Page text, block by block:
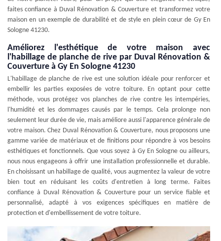
faites confiance à Duval Rénovation & Couverture et transformez votre
maison en un exemple de durabilité et de style en plein cœur de Gy En
Sologne 41230.
Améliorez l'esthétique de votre maison avec
l'habillage de planche de rive par Duval Rénovation &
Couverture à Gy En Sologne 41230
L'habillage de planche de rive est une solution idéale pour renforcer et
embellir les parties exposées de votre toiture. En optant pour cette
méthode, vous protégez vos planches de rive contre les intempéries,
l'humidité et les dommages causés par le temps. Cela prolonge non
seulement leur durée de vie, mais améliore aussi l'apparence générale de
votre maison. Chez Duval Rénovation & Couverture, nous proposons une
gamme variée de matériaux et de finitions pour répondre à vos besoins
esthétiques et fonctionnels. Que vous soyez à Gy En Sologne ou ailleurs,
nous nous engageons à offrir une installation professionnelle et durable.
En choisissant un habillage de qualité, vous augmentez la valeur de votre
bien tout en réduisant les coûts d'entretien à long terme. Faites
confiance à Duval Rénovation & Couverture pour un service fiable et
personnalisé, adapté à vos exigences spécifiques en matière de
protection et d'embellissement de votre toiture.